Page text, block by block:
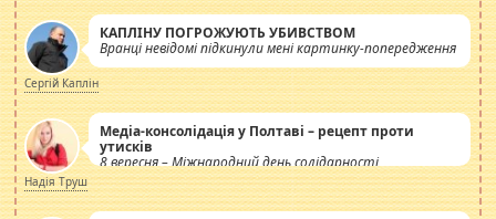
КАПЛІНУ ПОГРОЖУЮТЬ УБИВСТВОМ
Вранці невідомі підкинули мені картинку-попередження
Сергій Каплін
Медіа-консолідація у Полтаві – рецепт проти
утисків
8 вересня – Міжнародний день солідарності
журналістів.
Надія Труш